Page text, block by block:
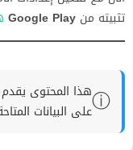
تثبيته من Google Play
ⓘهذا المحتوى
على البيانات